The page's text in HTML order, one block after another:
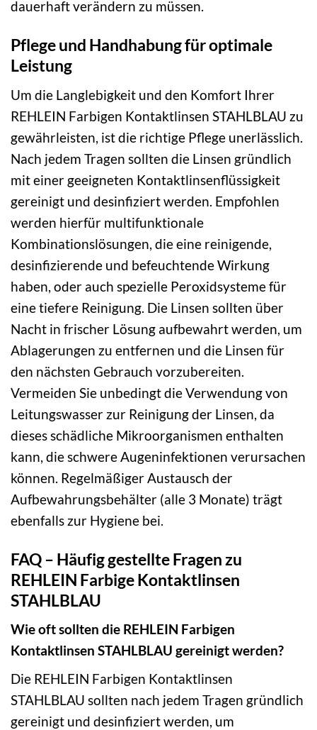
dauerhaft verändern zu müssen.
Pflege und Handhabung für optimale
Leistung
Um die Langlebigkeit und den Komfort Ihrer
REHLEIN Farbigen Kontaktlinsen STAHLBLAU zu
gewährleisten, ist die richtige Pflege unerlässlich.
Nach jedem Tragen sollten die Linsen gründlich
mit einer geeigneten Kontaktlinsenflüssigkeit
gereinigt und desinfiziert werden. Empfohlen
werden hierfür multifunktionale
Kombinationslösungen, die eine reinigende,
desinfizierende und befeuchtende Wirkung
haben, oder auch spezielle Peroxidsysteme für
eine tiefere Reinigung. Die Linsen sollten über
Nacht in frischer Lösung aufbewahrt werden, um
Ablagerungen zu entfernen und die Linsen für
den nächsten Gebrauch vorzubereiten.
Vermeiden Sie unbedingt die Verwendung von
Leitungswasser zur Reinigung der Linsen, da
dieses schädliche Mikroorganismen enthalten
kann, die schwere Augeninfektionen verursachen
können. Regelmäßiger Austausch der
Aufbewahrungsbehälter (alle 3 Monate) trägt
ebenfalls zur Hygiene bei.
FAQ – Häufig gestellte Fragen zu
REHLEIN Farbige Kontaktlinsen
STAHLBLAU
Wie oft sollten die REHLEIN Farbigen
Kontaktlinsen STAHLBLAU gereinigt werden?
Die REHLEIN Farbigen Kontaktlinsen
STAHLBLAU sollten nach jedem Tragen gründlich
gereinigt und desinfiziert werden, um